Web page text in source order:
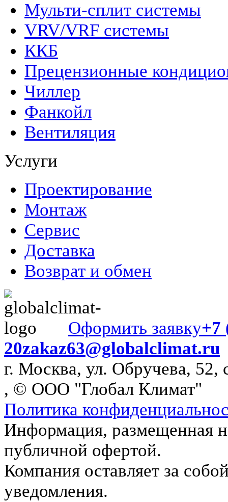
Мульти-сплит системы
VRV/VRF системы
ККБ
Прецензионные
Чиллер
Фанкойл
Вентиляция
Услуги
Проектирование
Монтаж
Сервис
Доставка
Возврат и обмен
Оформить заявку+7
20zakaz63@globalclimat.ru
г. Москва, ул. Обручева, 52,
, © ООО "Глобал Климат"
Политика
Информация, размещенная
публичной офертой.
Компания оставляет за
уведомления.